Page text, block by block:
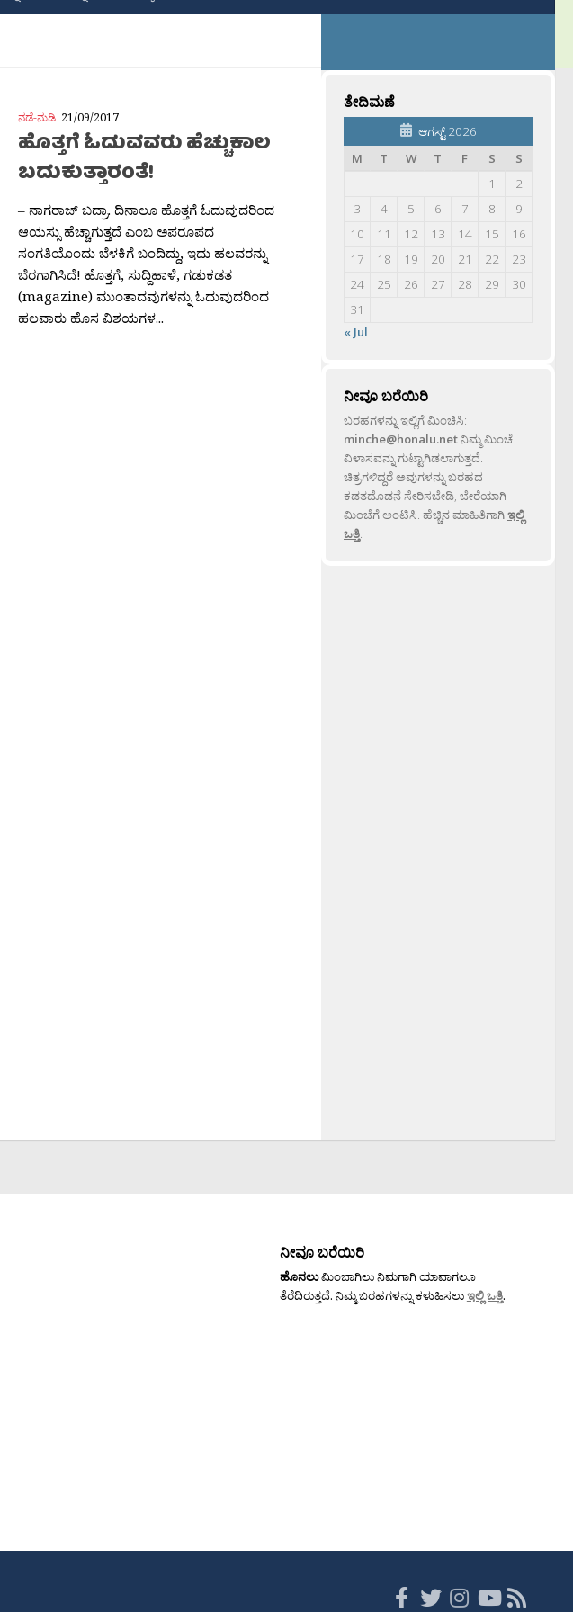
ನಡೆ-ನುಡಿ 21/09/2017
ಹೊತ್ತಗೆ ಓದುವವರು ಹೆಚ್ಚುಕಾಲ
ಬದುಕುತ್ತಾರಂತೆ!
– ನಾಗರಾಜ್ ಬದ್ರಾ. ದಿನಾಲೂ ಹೊತ್ತಗೆ ಓದುವುದರಿಂದ
ಆಯಸ್ಸು ಹೆಚ್ಚಾಗುತ್ತದೆ ಎಂಬ ಅಪರೂಪದ
ಸಂಗತಿಯೊಂದು ಬೆಳಕಿಗೆ ಬಂದಿದ್ದು, ಇದು ಹಲವರನ್ನು
ಬೆರಗಾಗಿಸಿದೆ! ಹೊತ್ತಗೆ, ಸುದ್ದಿಹಾಳೆ, ಗಡುಕಡತ
(magazine) ಮುಂತಾದವುಗಳನ್ನು ಓದುವುದರಿಂದ
ಹಲವಾರು ಹೊಸ ವಿಶಯಗಳ...
ತೇದಿಮಣೆ
ಆಗಸ್ಟ್ 2026
M
T W T F S
S
1
2
3
4 5 6 7 8
9
10
11 12 13 14 15
16
17
18 19 20 21 22
23
24
25 26 27 28 29
30
31
« Jul
ನೀವೂ ಬರೆಯಿರಿ
ಬರಹಗಳನ್ನು ಇಲ್ಲಿಗೆ ಮಿಂಚಿಸಿ:
minche@honalu.netನಿಮ್ಮ ಮಿಂಚೆ
ವಿಳಾಸವನ್ನು ಗುಟ್ಟಾಗಿಡಲಾಗುತ್ತದೆ.
ಚಿತ್ರಗಳಿದ್ದರೆ ಅವುಗಳನ್ನು ಬರಹದ
ಕಡತದೊಡನೆ ಸೇರಿಸಬೇಡಿ, ಬೇರೆಯಾಗಿ
ಮಿಂಚೆಗೆ ಅಂಟಿಸಿ. ಹೆಚ್ಚಿನ ಮಾಹಿತಿಗಾಗಿಇಲ್ಲಿ
ಒತ್ತಿ.
ನೀವೂ ಬರೆಯಿರಿ
ಹೊನಲುಮಿಂಬಾಗಿಲು ನಿಮಗಾಗಿ ಯಾವಾಗಲೂ
ತೆರೆದಿರುತ್ತದೆ. ನಿಮ್ಮ ಬರಹಗಳನ್ನು ಕಳುಹಿಸಲುಇಲ್ಲಿ ಒತ್ತಿ.